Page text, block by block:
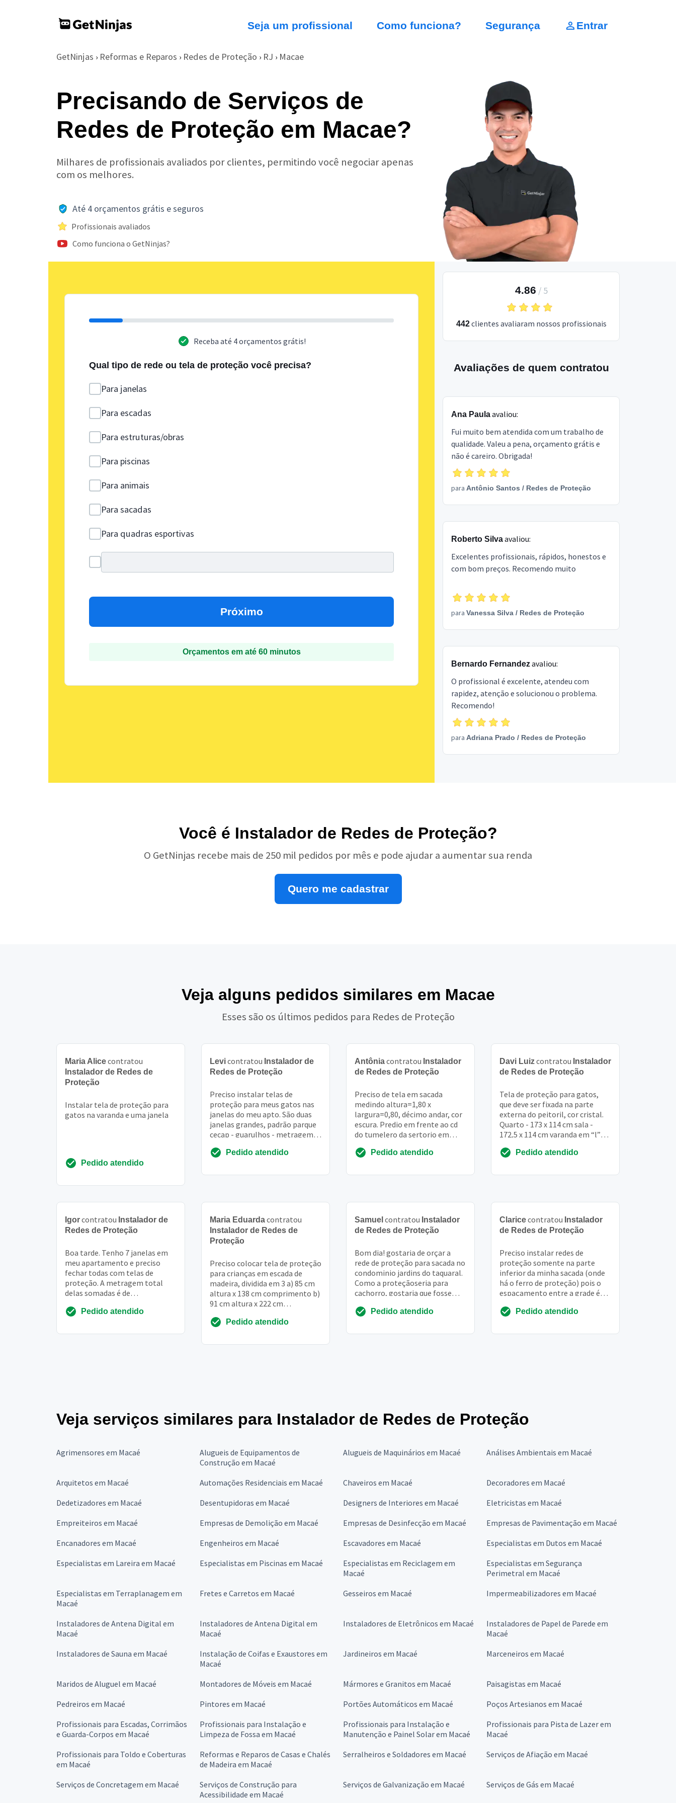
Seja um profissional Como funciona? Segurança Entrar
GetNinjas › Reformas e Reparos › Redes de Proteção › RJ › Macae
Precisando de Serviços de
Redes de Proteção em Macae?
Milhares de profissionais avaliados por clientes, permitindo você negociar apenas
com os melhores.
Até 4 orçamentos grátis e seguros
Profissionais avaliados
Como funciona o GetNinjas?
Receba até 4 orçamentos grátis!
Qual tipo de rede ou tela de proteção você precisa?
Para janelas
Para escadas
Para estruturas/obras
Para piscinas
Para animais
Para sacadas
Para quadras esportivas
Próximo
Orçamentos em até 60 minutos
4.86 / 5
442clientes avaliaram nossos profissionais
Avaliações de quem contratou
Ana Paulaavaliou:
Fui muito bem atendida com um trabalho de
qualidade. Valeu a pena, orçamento grátis e
não é careiro. Obrigada!
para Antônio Santos / Redes de Proteção
Roberto Silvaavaliou:
Excelentes profissionais, rápidos, honestos e
com bom preços. Recomendo muito
para Vanessa Silva / Redes de Proteção
Bernardo Fernandezavaliou:
O profissional é excelente, atendeu com
rapidez, atenção e solucionou o problema.
Recomendo!
para Adriana Prado / Redes de Proteção
Você é Instalador de Redes de Proteção?
O GetNinjas recebe mais de 250 mil pedidos por mês e pode ajudar a aumentar sua renda
Quero me cadastrar
Veja alguns pedidos similares em Macae
Esses são os últimos pedidos para Redes de Proteção
Maria Alicecontratou
Instalador de Redes de
Proteção
Instalar tela de proteção para
gatos na varanda e uma janela
Pedido atendido
Levicontratou Instalador de
Redes de Proteção
Preciso instalar telas de
proteção para meus gatos nas
janelas do meu apto. São duas
janelas grandes, padrão parque
cecap - guarulhos - metragem
Pedido atendido
Antôniacontratou Instalador
de Redes de Proteção
Preciso de tela em sacada
medindo altura=1,80 x
largura=0,80, décimo andar, cor
escura. Predio em frente ao cd
do tumelero da sertorio em
Pedido atendido
Davi Luizcontratou Instalador
de Redes de Proteção
Tela de proteção para gatos,
que deve ser fixada na parte
externa do peitoril, cor cristal.
Quarto - 173 x 114 cm sala -
172,5 x 114 cm varanda em “l”
185,...Pedido atendido
Igorcontratou Instalador de
Redes de Proteção
Boa tarde. Tenho 7 janelas em
meu apartamento e preciso
fechar todas com telas de
proteção. A metragem total
delas somadas é de
metros quadrados. Preciso de
Pedido atendido
Maria Eduardacontratou
Instalador de Redes de
Proteção
Preciso colocar tela de proteção
para crianças em escada de
madeira, dividida em 3 a) 85 cm
altura x 138 cm comprimento b)
91 cm altura x 222 cm
279 cm compr...
Pedido atendido
Samuel contratou Instalador
de Redes de Proteção
Bom dia! gostaria de orçar a
rede de proteção para sacada no
condominio jardins do taquaral.
Como a proteçãoseria para
cachorro, gostaria que fosse
proteção...
Pedido atendido
Claricecontratou Instalador
de Redes de Proteção
Preciso instalar redes de
proteção somente na parte
inferior da minha sacada (onde
há o ferro de proteção) pois o
espaçamento entre a grade é
cachorro. , a sacada ...
Pedido atendido
Veja serviços similares para Instalador de Redes de Proteção
Agrimensores em Macaé
Alugueis de Equipamentos de
Construção em Macaé
Alugueis de Maquinários em Macaé Análises Ambientais em Macaé
Arquitetos em Macaé Automações Residenciais em Macaé Chaveiros em Macaé
Decoradores em Macaé
Dedetizadores em Macaé
Desentupidoras em Macaé Designers de Interiores em Macaé
Eletricistas em Macaé
Empreiteiros em Macaé
Empresas de Demolição em Macaé Empresas de Desinfecção em Macaé
Empresas de Pavimentação em Macaé
Encanadores em Macaé
Engenheiros em Macaé Escavadores em Macaé
Especialistas em Dutos em Macaé
Especialistas em Lareira em Macaé
Especialistas em Piscinas em Macaé
Especialistas em Reciclagem em
Macaé
Especialistas em Segurança
Perimetral em Macaé
Especialistas em Terraplanagem em
Macaé
Fretes e Carretos em Macaé Gesseiros em Macaé Impermeabilizadores em Macaé
Instaladores de Antena Digital em
Macaé
Instaladores de Antena Digital em
Macaé
Instaladores de Eletrônicos em Macaé
Instaladores de Papel de Parede em
Macaé
Instaladores de Sauna em Macaé
Instalação de Coifas e Exaustores em
Macaé
Jardineiros em Macaé Marceneiros em Macaé
Maridos de Aluguel em Macaé Montadores de Móveis em Macaé Mármores e Granitos em Macaé
Paisagistas em Macaé
Pedreiros em Macaé
Pintores em Macaé Portões Automáticos em Macaé
Poços Artesianos em Macaé
Profissionais para Escadas, Corrimãos
e Guarda-Corpos em Macaé
Profissionais para Instalação e
Limpeza de Fossa em Macaé
Profissionais para Instalação e
Manutenção e Painel Solar em Macaé
Profissionais para Pista de Lazer em
Macaé
Profissionais para Toldo e Coberturas
em Macaé
Reformas e Reparos de Casas e Chalés
de Madeira em Macaé
Serralheiros e Soldadores em Macaé Serviços de Afiação em Macaé
Serviços de Concretagem em Macaé
Serviços de Construção para
Acessibilidade em Macaé
Serviços de Galvanização em Macaé Serviços de Gás em Macaé